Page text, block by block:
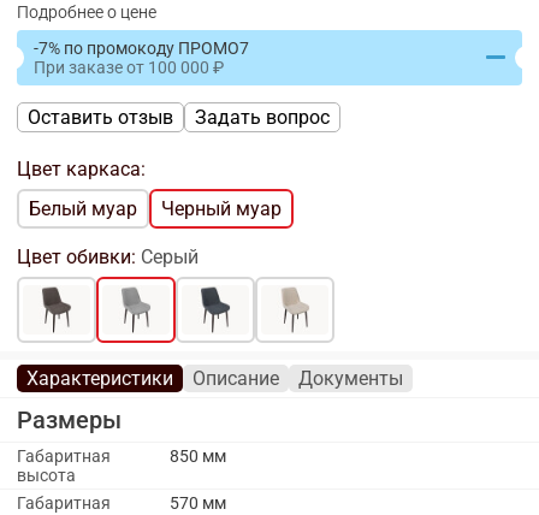
Подробнее о цене
-7% по промокоду ПРОМО7
При заказеот 100 000
Оставить отзыв Задать вопрос
Цвет каркаса:
Белый муар
Черный муар
Цвет обивки: Серый
Характеристики Описание Документы
Размеры
Габаритная
высота
850 мм
Габаритная
570 мм